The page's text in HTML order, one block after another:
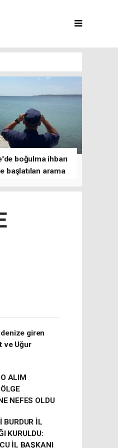
boğulma ihbarı
başlatılan arama
giren
ve Uğur
ALIM
NEFES OLDU
BURDUR İL
KURULDU:
İL BAŞKANI